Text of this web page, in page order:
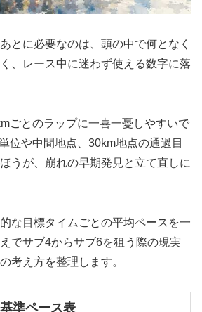
とに必要なのは、頭の中で何となく
、レース中に迷わず使える数字に落
ごとのラップに一喜一憂しやすいで
位や中間地点、30km地点の通過目
うが、崩れの早期発見と立て直しに
な目標タイムごとの平均ペースを一
でサブ4からサブ6を狙う際の現実
考え方を整理します。
準ペース表